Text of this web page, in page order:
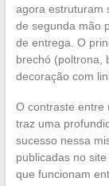
agora estruturam
de segunda mão
de entrega. O
brechó (poltrona,
decoração com
O contraste entre
traz uma
sucesso nessa
publicadas no
que funcionam